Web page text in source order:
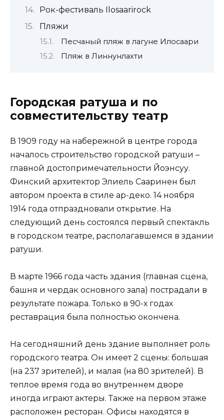
Рок-фестиваль Ilosaarirock
Пляжи
Песчаный пляж в лагуне Илосаари
Пляж в Линнунлахти
Городская ратуша и по
совместительству театр
В 1909 году на набережной в центре города
началось строительство городской ратуши –
главной достопримечательности Йоэнсуу.
Финский архитектор Элиель Сааринен был
автором проекта в стиле ар-деко. 14 ноября
1914 года отпраздновали открытие. На
следующий день состоялся первый спектакль
в городском театре, располагавшемся в здании
ратуши.
В марте 1966 года часть здания (главная сцена,
башня и чердак основного зала) пострадали в
результате пожара. Только в 90-х годах
реставрация была полностью окончена.
На сегодняшний день здание выполняет роль
городского театра. Он имеет 2 сцены: большая
(на 237 зрителей), и малая (на 80 зрителей). В
теплое время года во внутреннем дворе
иногда играют актеры. Также на первом этаже
расположен ресторан. Офисы находятся в